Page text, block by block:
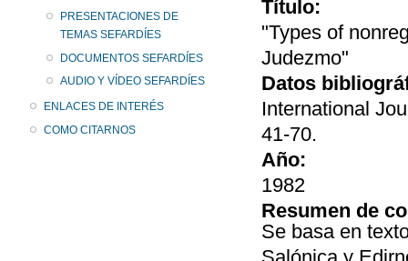
PRESENTACIONES DE
TEMAS SEFARDÍES
DOCUMENTOS SEFARDÍES
AUDIO Y VÍDEO SEFARDÍES
ENLACES DE INTERÉS
COMO CITARNOS
Título:
"Types of
Judezmo"
Datos
International
41-70.
Año:
1982
Resumen de
Se basa en
Salónica y